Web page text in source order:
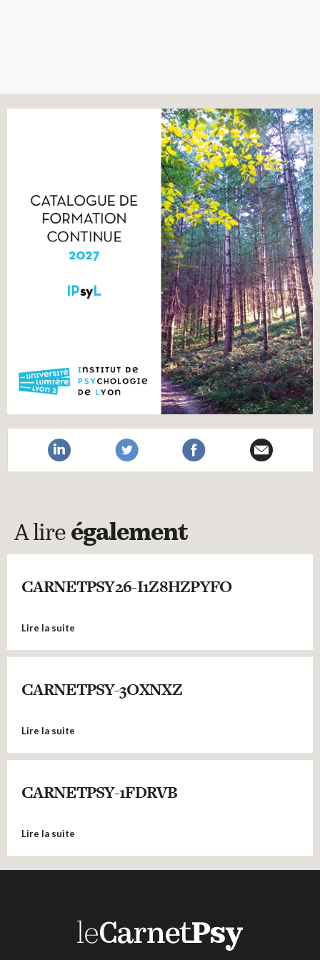
Mon panier
Mon compte
A lire également
CARNETPSY26-I1Z8HZPYFO
Lire la suite
CARNETPSY-3OXNXZ
Lire la suite
CARNETPSY-1FDRVB
Lire la suite